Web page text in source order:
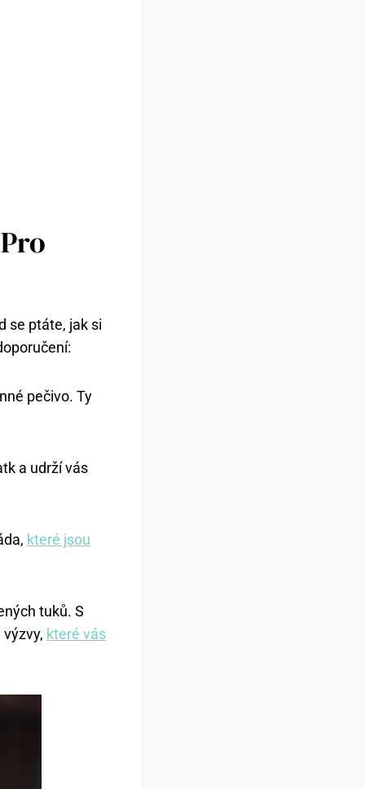
se ptáte, jak si
pečivo. Ty
a udrží vás
které jsou
tuků. S
které vás